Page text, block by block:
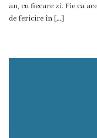
consiliului
an, cu fiecare zi. Fie ca
de fericire în […]